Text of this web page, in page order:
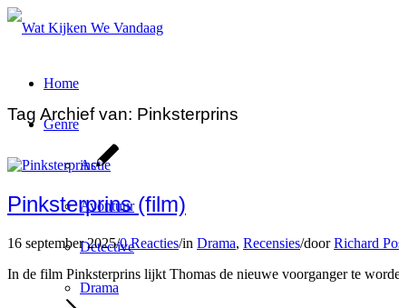
Home
Genre
Actie
Avontuur
Detective
Drama
Tag Archief van: Pinksterprins
Pinksterprins (film)
16 september 2025/0 Reacties/in Drama, Recensies/doorRichard
In de film Pinksterprins lijkt Thomas de nieuwe voorganger te